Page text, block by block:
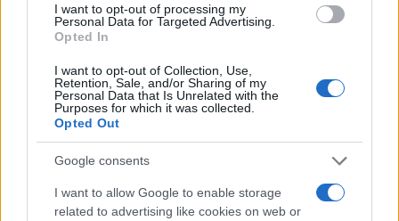
I want to opt-out of processing my
Personal Data for Targeted Advertising.
Opted In
I want to opt-out of Collection, Use,
Retention, Sale, and/or Sharing of my
Personal Data that Is Unrelated with the
Purposes for which it was collected.
Opted Out
Google consents
I want to allow Google to enable storage
related to advertising like cookies on web or
Continua a leggere
MOTORI